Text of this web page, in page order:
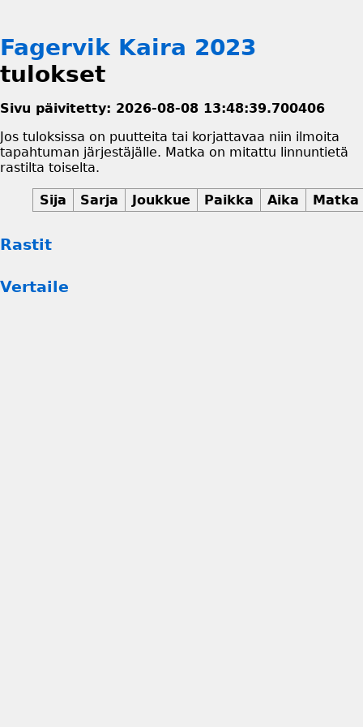
Fagervik Kaira 2023
tulokset
Sivu päivitetty: 2026-08-08 13:48:39.700406
Jos tuloksissa on puutteita tai korjattavaa niin ilmoita
tapahtuman järjestäjälle. Matka on mitattu linnuntietä
rastilta toiselta.
Sija Sarja Joukkue Paikka Aika Matka
Rastit
Vertaile